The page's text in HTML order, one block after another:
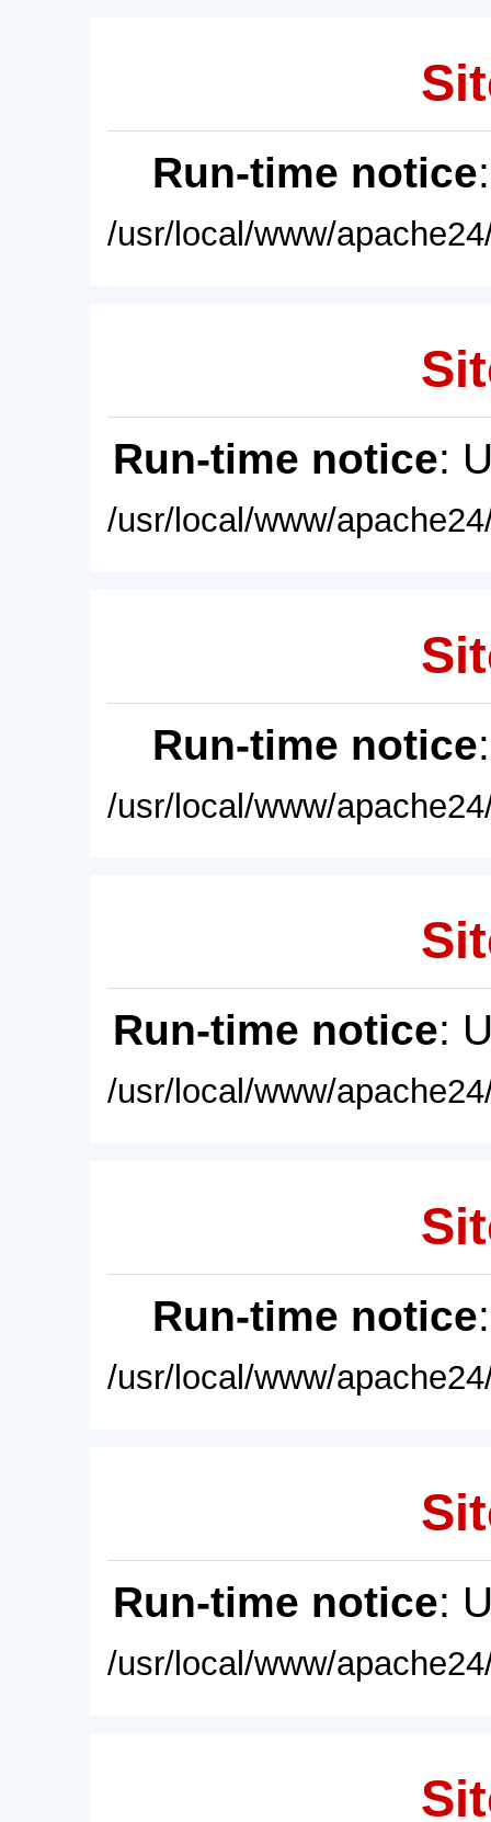
Run-time notice
/usr/local/www/
Run-time notice:
/usr/local/www/
Run-time notice
/usr/local/www/
Run-time notice:
/usr/local/www/
Run-time notice
/usr/local/www/
Run-time notice:
/usr/local/www/